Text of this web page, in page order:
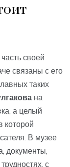
своей
связаны с его
таких
на
а целый
которой
В музее
документы,
с